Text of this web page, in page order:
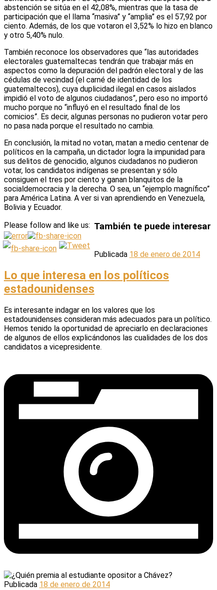
abstención se sitúa en el 42,08%, mientras que la tasa de
participación que el llama “masiva” y “amplia” es el 57,92 por
ciento. Además, de los que votaron el 3,52% lo hizo en blanco
y otro 5,40% nulo.
También reconoce los observadores que “las autoridades
electorales guatemaltecas tendrán que trabajar más en
aspectos como la depuración del padrón electoral y de las
cédulas de vecindad (el carné de identidad de los
guatemaltecos), cuya duplicidad ilegal en casos aislados
impidió el voto de algunos ciudadanos”, pero eso no importó
mucho porque no “influyó en el resultado final de los
comicios”. Es decir, algunas personas no pudieron votar pero
no pasa nada porque el resultado no cambia.
En conclusión, la mitad no votan, matan a medio centenar de
políticos en la campaña, un dictador logra la impunidad para
sus delitos de genocidio, algunos ciudadanos no pudieron
votar, los candidatos indígenas se presentan y sólo
consiguen el tres por ciento y ganan blanquitos de la
socialdemocracia y la derecha. O sea, un “ejemplo magnífico”
para América Latina. A ver si van aprendiendo en Venezuela,
Bolivia y Ecuador.
Please follow and like us: También te puede interesar
Publicada 18 de enero de 2014
Lo que interesa en los políticos
estadounidenses
Es interesante indagar en los valores que los
estadounidenses consideran más adecuados para un político.
Hemos tenido la oportunidad de apreciarlo en declaraciones
de algunos de ellos explicándonos las cualidades de los dos
candidatos a vicepresidente.
Publicada 18 de enero de 2014